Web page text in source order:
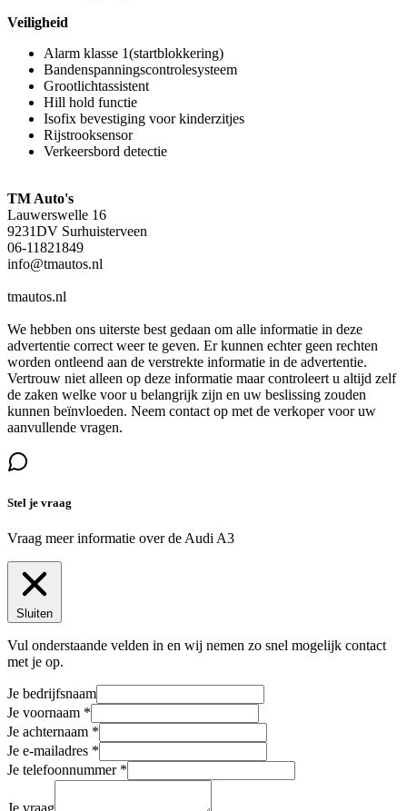
Veiligheid
Alarm klasse 1(startblokkering)
Bandenspanningscontrolesysteem
Grootlichtassistent
Hill hold functie
Isofix bevestiging voor kinderzitjes
Rijstrooksensor
Verkeersbord detectie
TM Auto's
Lauwerswelle 16
9231DV Surhuisterveen
06-11821849
info@tmautos.nl
tmautos.nl
We hebben ons uiterste best gedaan om alle informatie in deze
advertentie correct weer te geven. Er kunnen echter geen rechten
worden ontleend aan de verstrekte informatie in de advertentie.
Vertrouw niet alleen op deze informatie maar controleert u altijd zelf
de zaken welke voor u belangrijk zijn en uw beslissing zouden
kunnen beïnvloeden. Neem contact op met de verkoper voor uw
aanvullende vragen.
Stel je vraag
Vraag meer informatie over de Audi A3
Sluiten
Vul onderstaande velden in en wij nemen zo snel mogelijk contact
met je op.
Je bedrijfsnaam
Je voornaam
Je achternaam
Je e-mailadres
Je telefoonnummer
Je vraag